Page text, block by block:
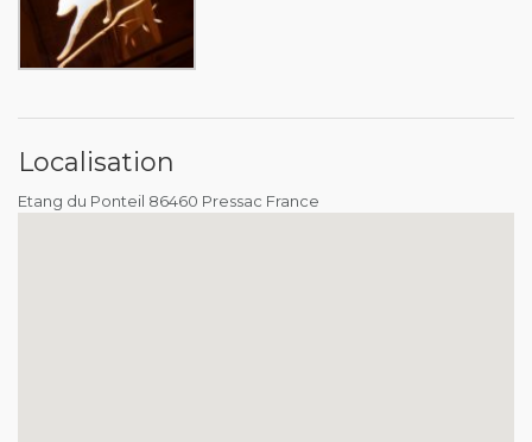
Localisation
Etang du Ponteil 86460 Pressac France